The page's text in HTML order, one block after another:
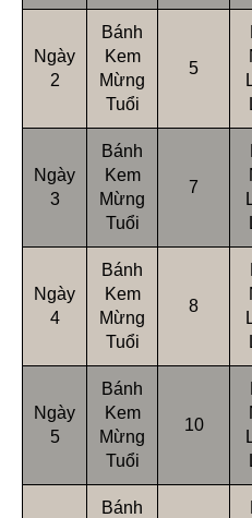
Ngày
2
Bánh
Kem
Mừng
Tuổi
5
Ngày
3
Bánh
Kem
Mừng
Tuổi
7
Ngày
4
Bánh
Kem
Mừng
Tuổi
8
Ngày
5
Bánh
Kem
Mừng
Tuổi
10
Bánh